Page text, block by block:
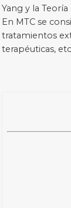
Yang y la
En MTC se
tratamientos
terapéuticas,